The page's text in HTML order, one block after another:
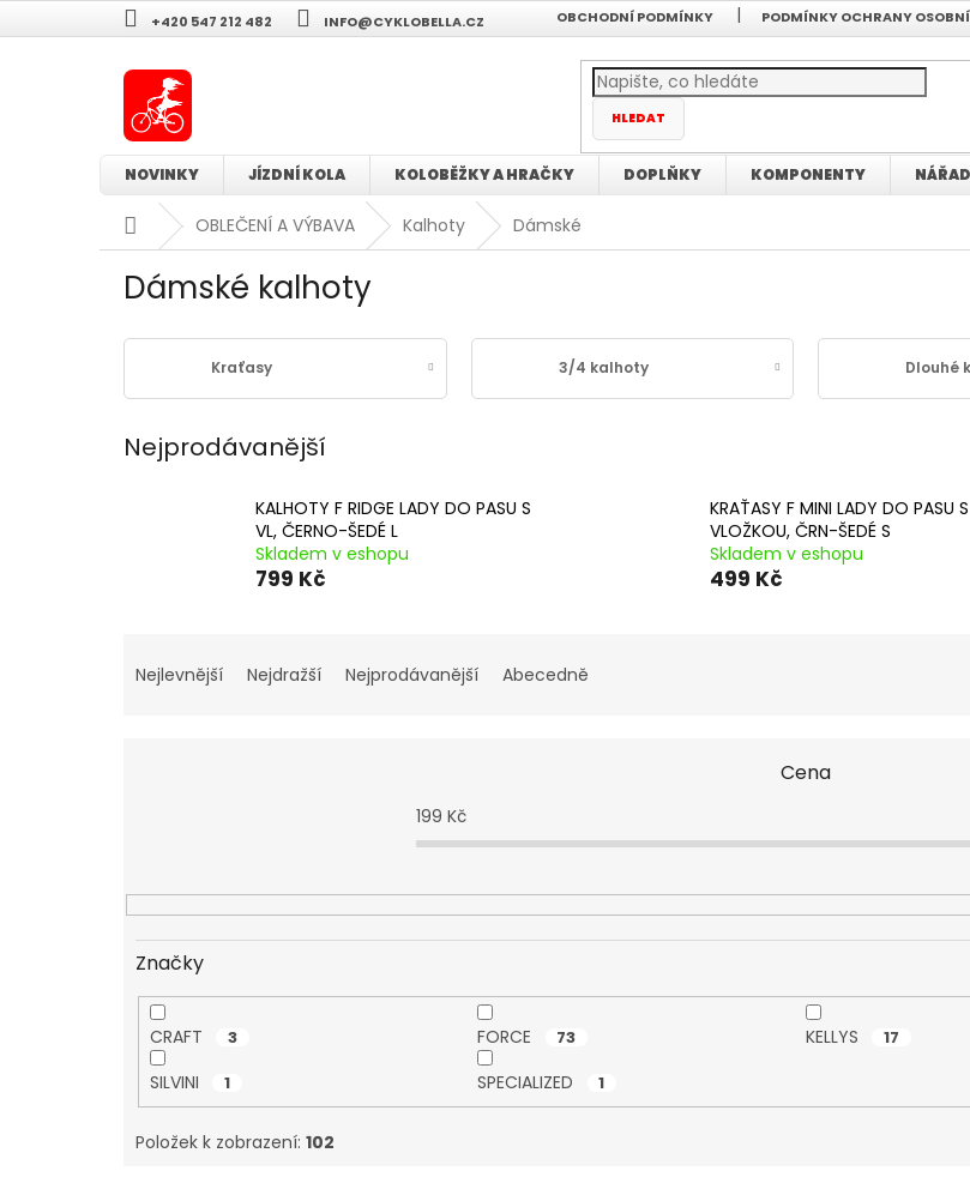
na
+420 547 212 482 INFO@CYKLOBELLA.CZ OBCHODNÍ PODMÍNKY PODMÍNKY OCHRANY
HLEDAT
NOVINKY JÍZDNÍ KOLA KOLOBĚŽKY A HRAČKY DOPLŇKY KOMPONENTY
DomůOBLEČENÍ A VÝBAVA Kalhoty Dámské
Dámské kalhoty
Kraťasy 3/4 kalhoty Dlouhé
Nejprodávanější
KALHOTY F RIDGE LADY DO PASU S
VL, ČERNO-ŠEDÉ L
Skladem v eshopu
799 Kč
KRAŤASY F MINI LADY DO PASU S
VLOŽKOU, ČRN-ŠEDÉ S
Skladem v eshopu
499 Kč
a
u
Nejlevnější Nejdražší Nejprodávanější Abecedně
Cena
199 Kč
Značky
CRAFT 3 FORCE 73 KELLYS 17
SILVINI 1 SPECIALIZED 1
Položek k zobrazení: 102